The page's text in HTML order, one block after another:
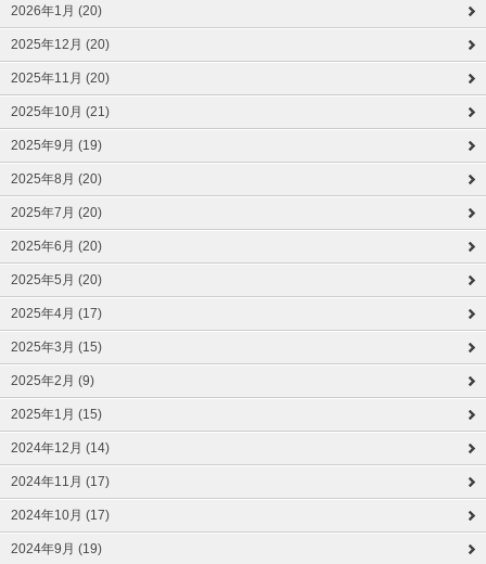
2026年1月 (20)
2025年12月 (20)
2025年11月 (20)
2025年10月 (21)
2025年9月 (19)
2025年8月 (20)
2025年7月 (20)
2025年6月 (20)
2025年5月 (20)
2025年4月 (17)
2025年3月 (15)
2025年2月 (9)
2025年1月 (15)
2024年12月 (14)
2024年11月 (17)
2024年10月 (17)
2024年9月 (19)